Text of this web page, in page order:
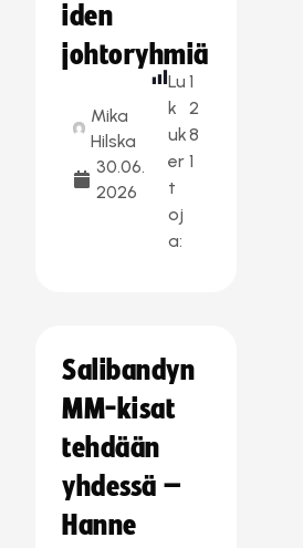
iden
johtoryhmiä
Mika
Hilska
30.06.
2026
Lu
k
uk
er
t
oj
a:
1
2
8
1
Salibandyn
MM-kisat
tehdään
yhdessä –
Hanne